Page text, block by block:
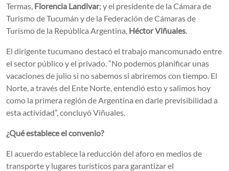
Termas, Florencia Landivar; y el presidente de la Cámara de
Turismo de Tucumán y de la Federación de Cámaras de
Turismo de la República Argentina, Héctor Viñuales.
El dirigente tucumano destacó el trabajo mancomunado entre
el sector público y el privado. “No podemos planificar unas
vacaciones de julio si no sabemos si abriremos con tiempo. El
Norte, a través del Ente Norte, entendió esto y salimos hoy
como la primera región de Argentina en darle previsibilidad a
esta actividad”, concluyó Viñuales.
¿Qué establece el convenio?
El acuerdo establece la reducción del aforo en medios de
transporte y lugares turísticos para garantizar el